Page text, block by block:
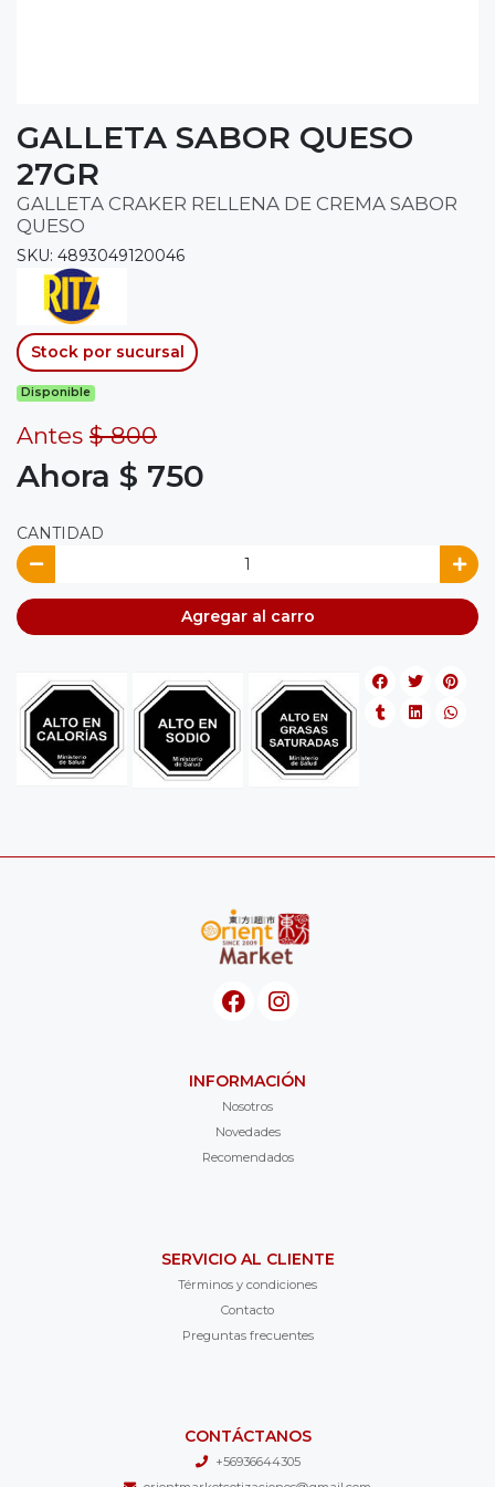
GALLETA SABOR QUESO
27GR
GALLETA CRAKER RELLENA DE CREMA SABOR
QUESO
SKU: 4893049120046
Stock por sucursal
Disponible
Antes $ 800
Ahora $ 750
CANTIDAD
Agregar al carro
INFORMACIÓN
Nosotros
Novedades
Recomendados
SERVICIO AL CLIENTE
Términos y condiciones
Contacto
Preguntas frecuentes
CONTÁCTANOS
+56936644305